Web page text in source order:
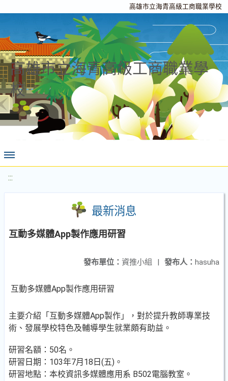
高雄市立海青高級工商職業學校
高雄市立海青高級工商職業學
校
:::
最新消息
互動多媒體App製作應用研習
發布人： hasuha
發布單位： 資推小組 |
互動多媒體App製作應用研習
主要介紹「互動多媒體App製作」，對於提升教師專業技
術、發展學校特色及輔導學生就業頗有助益。
研習名額：50名。
研習日期：103年7月18日(五)。
研習地點：本校資訊多媒體應用系 B502電腦教室。